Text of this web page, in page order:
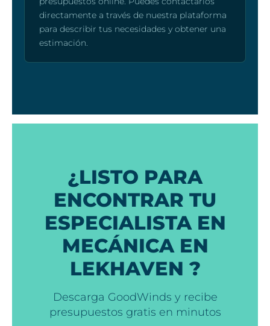
directamente a través de nuestra plataforma
para describir tus necesidades y obtener una
estimación.
¿LISTO PARA
ENCONTRAR TU
ESPECIALISTA EN
MECÁNICA EN
LEKHAVEN ?
Descarga GoodWinds y recibe
presupuestos gratis en minutos